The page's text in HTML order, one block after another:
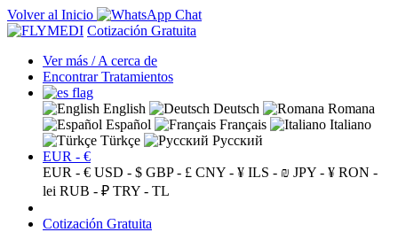
Volver al Inicio
Cotización Gratuita
Ver más / A cerca de
Encontrar Tratamientos
English Deutsch
Romana
Español
Français
Italiano
Türkçe
Русский
EUR - €
EUR - € USD - $ GBP - £ CNY - ¥ ILS - ₪ JPY - ¥ RON -
lei RUB - ₽ TRY - TL
Cotización Gratuita